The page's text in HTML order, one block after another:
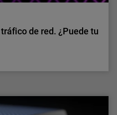
de red. ¿Puede tu
de red. ¿Puede tu